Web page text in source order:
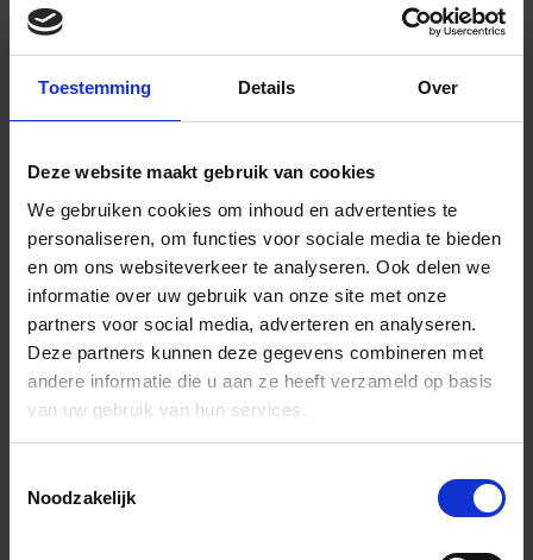
Toestemming Details Over
Deze website maakt gebruik van cookies
We gebruiken cookies om inhoud en advertenties te
personaliseren, om functies voor sociale media te bieden
en om ons websiteverkeer te analyseren. Ook delen we
informatie over uw gebruik van onze site met onze
partners voor social media, adverteren en analyseren.
Deze partners kunnen deze gegevens combineren met
andere informatie die u aan ze heeft verzameld op basis
van uw gebruik van hun services.
Noodzakelijk